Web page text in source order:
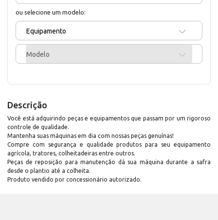
ou selecione um modelo:
Equipamento
Modelo
Descrição
Você está adquirindo peças e equipamentos que passam por um rigoroso
controle de qualidade.
Mantenha suas máquinas em dia com nossas peças genuínas!
Compre com segurança e qualidade produtos para seu equipamento
agrícola, tratores, colheitadeiras entre outros.
Peças de reposição para manutenção dá sua máquina durante a safra
desde o plantio até a colheita.
Produto vendido por concessionário autorizado.